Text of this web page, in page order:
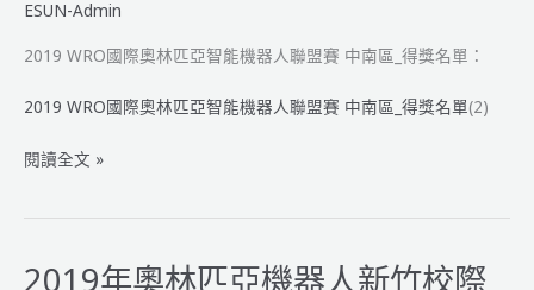
機
人
國
決
園
ESUN-Admin
2019 WRO國際奧林匹亞智能機器人聯盟賽 中南區_得獎名單：
2019 WRO國際奧林匹亞智能機器人聯盟賽 中南區_得獎名單(2)
2019
奧
閱讀全文 »
2019年奧林匹亞機器人新竹校際